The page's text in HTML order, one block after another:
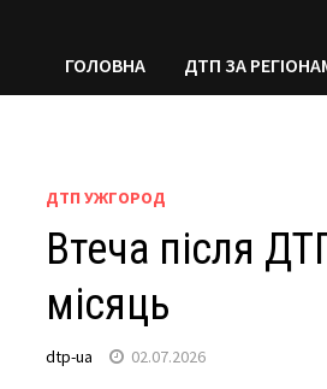
ГОЛОВНА ДТП ЗА
ДТП УЖГОРОД
Втеча після
місяць
dtp-ua 02.07.2026